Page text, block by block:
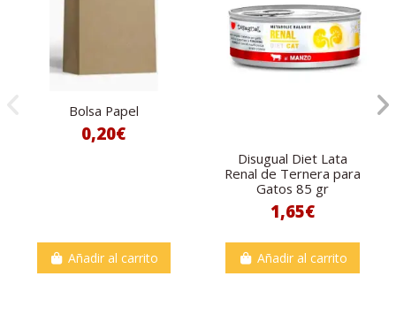
Bolsa Papel
0,20€
Añadir al carrito
Disugual Diet Lata
Renal de Ternera para
Gatos 85 gr
1,65€
Añadir al carrito